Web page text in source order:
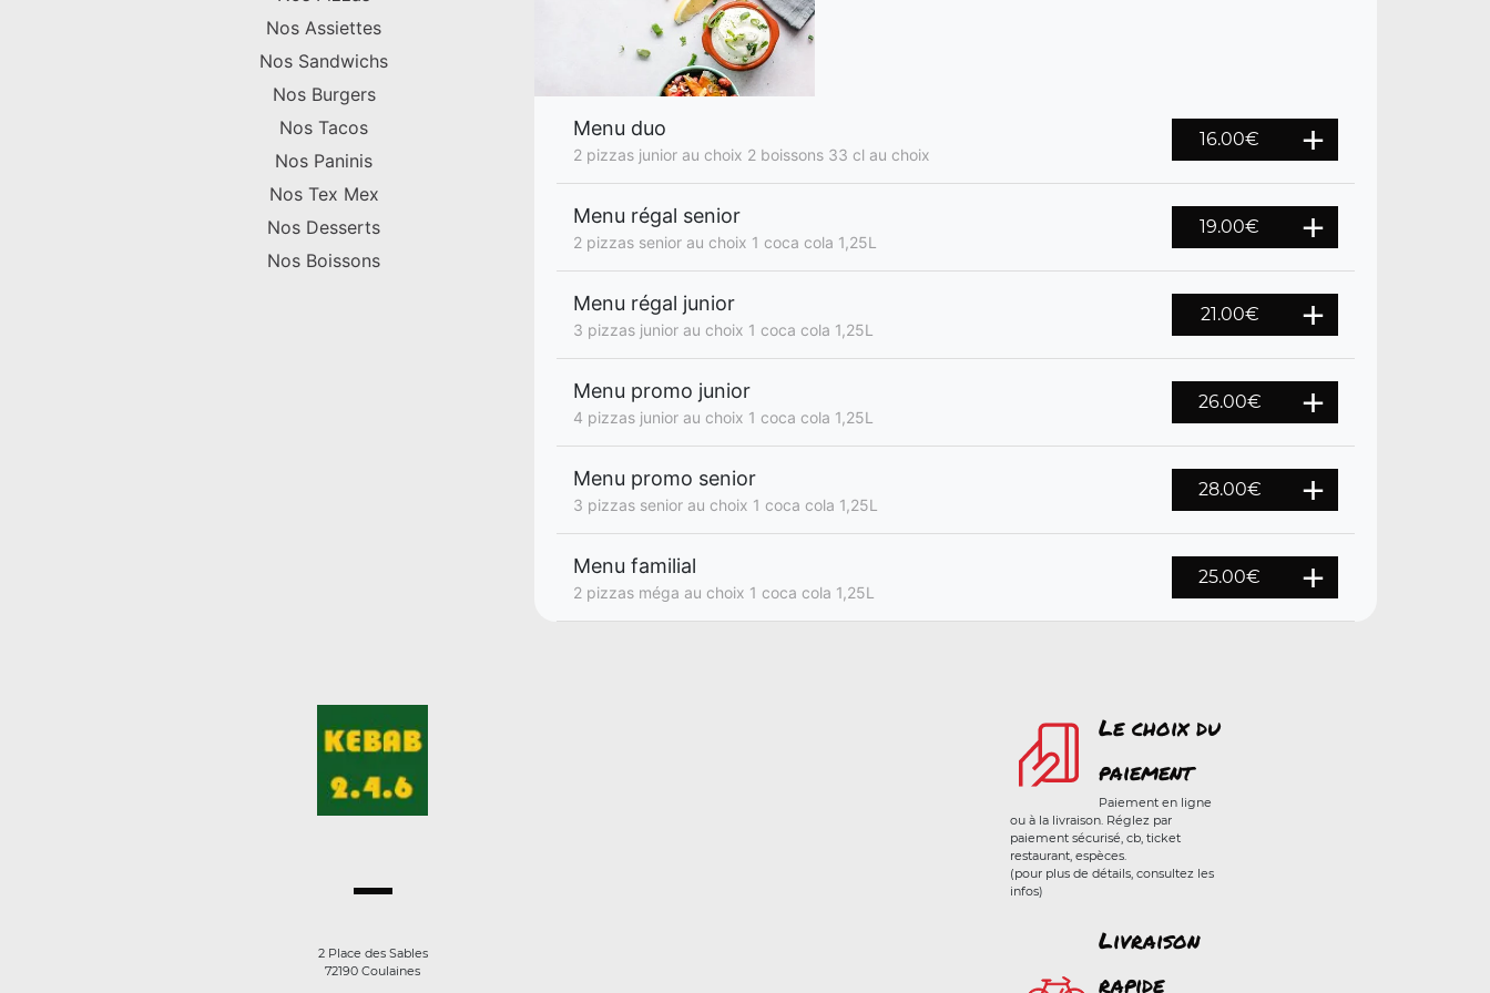
Nos Assiettes
Nos Sandwichs
Nos Burgers
Nos Tacos
Nos Paninis
Nos Tex Mex
Nos Desserts
Nos Boissons
Menu duo
2 pizzas junior au choix 2 boissons 33 cl au choix
16.00€
Menu régal senior
2 pizzas senior au choix 1 coca cola 1,25L
19.00€
Menu régal junior
3 pizzas junior au choix 1 coca cola 1,25L
21.00€
Menu promo junior
4 pizzas junior au choix 1 coca cola 1,25L
26.00€
Menu promo senior
3 pizzas senior au choix 1 coca cola 1,25L
28.00€
Menu familial
2 pizzas méga au choix 1 coca cola 1,25L
25.00€
2 Place des Sables
72190 Coulaines
Le choix du
paiement
Paiement en ligne
ou à la livraison. Réglez par
paiement sécurisé, cb, ticket
restaurant, espèces.
(pour plus de détails, consultez les
infos)
Livraison
rapide